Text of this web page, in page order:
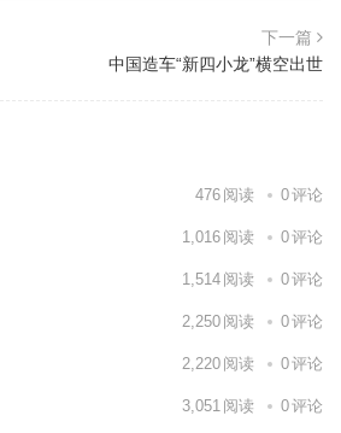
下一篇
中国造车“新四小龙”横空出世
476 阅读 0评论
1,016 阅读 0评论
1,514 阅读 0评论
2,250 阅读 0评论
2,220 阅读 0评论
3,051 阅读 0评论